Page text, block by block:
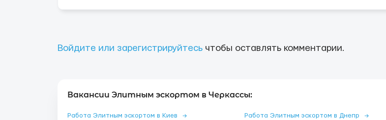
Войдите или зарегистрируйтесь чтобы оставлять комментарии.
Вакансии Элитным эскортом в Черкассы:
Работа Элитным эскортом в Киев → Работа Элитным эскортом в Днепр →